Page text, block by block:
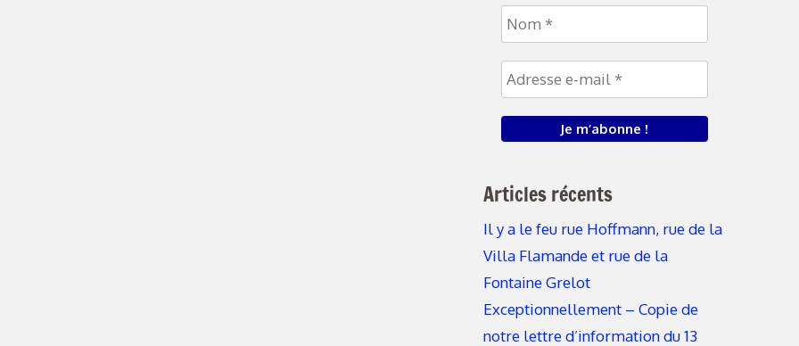
Articles récents
Il y a le feu rue Hoffmann, rue de la
Villa Flamande et rue de la
Fontaine Grelot
Exceptionnellement – Copie de
notre lettre d’information du 13